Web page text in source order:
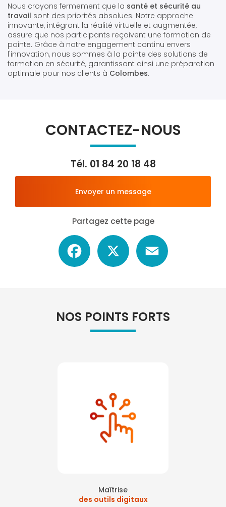
Nous croyons fermement que la santé et sécurité au
travail sont des priorités absolues. Notre approche
innovante, intégrant la réalité virtuelle et augmentée,
assure que nos participants reçoivent une formation de
pointe. Grâce à notre engagement continu envers
l'innovation, nous sommes à la pointe des solutions de
formation en sécurité, garantissant ainsi une préparation
optimale pour nos clients à Colombes.
CONTACTEZ-NOUS
Tél. 01 84 20 18 48
Envoyer un message
Partagez cette page
Facebook
NOS POINTS FORTS
Maîtrise
des outils digitaux